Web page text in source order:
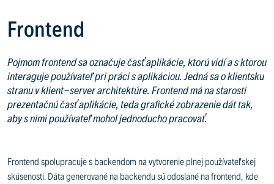
Frontend
Pojmom frontend sa označuje časť aplikácie, ktorú vidí a s ktorou
interaguje používateľ pri práci s aplikáciou. Jedná sa o klientsku
stranu v klient-server architektúre. Frontend má na starosti
prezentačnú časť aplikácie, teda grafické zobrazenie dát tak,
aby s nimi používateľ mohol jednoducho pracovať.
Frontend spolupracuje s backendom na vytvorenie plnej používateľskej
skúsenosti. Dáta generované na backendu sú odoslané na frontend, kde